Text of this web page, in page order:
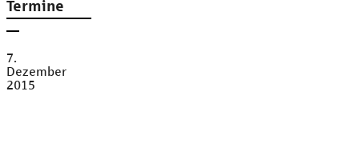
Termine
7.
Dezember
2015